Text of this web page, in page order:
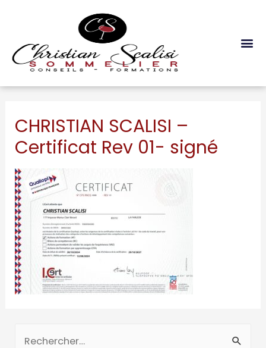
CHRISTIAN SCALISI –
Certificat Rev 01- signé